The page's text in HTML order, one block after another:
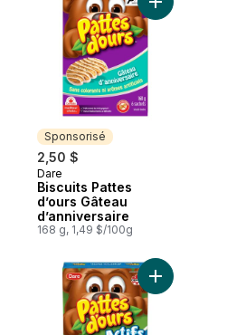
Sponsorisé
2,50 $
Sponsorisé
Dare
Biscuits Pattes
d’ours Gâteau
d’anniversaire
168 g, 1,49 $/100g
Ajouter
Ajouter